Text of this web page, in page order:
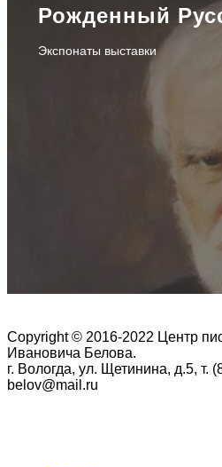
Рожденный
Экспонаты выставки
Copyright © 2016-2022 Центр
Ивановича Белова.
г. Вологда, ул. Щетинина, д.5, т.
belov@mail.ru